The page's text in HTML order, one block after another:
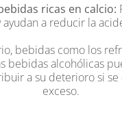
ricas en calcio:
ayudan a reducir la
bebidas como los
bebidas alcohólicas
a su deterioro si
exceso.